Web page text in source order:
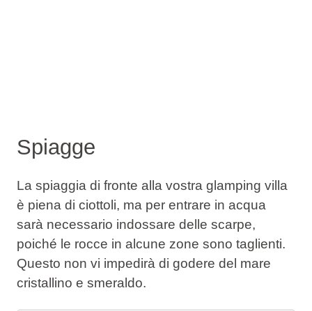
Spiagge
La spiaggia di fronte alla vostra glamping villa
è piena di ciottoli, ma per entrare in acqua
sarà necessario indossare delle scarpe,
poiché le rocce in alcune zone sono taglienti.
Questo non vi impedirà di godere del mare
cristallino e smeraldo.